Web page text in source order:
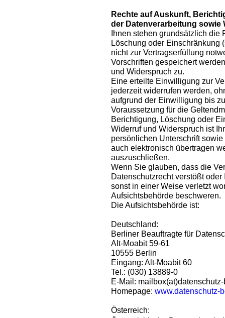
Rechte auf Auskunft,
der Datenverarbeitung sowie
Ihnen stehen grundsätzlich die
Löschung oder Einschränkung
nicht zur Vertragserfüllung
Vorschriften gespeichert
und Widerspruch zu.
Eine erteilte Einwilligung zur
jederzeit widerrufen werden,
aufgrund der Einwilligung bis
Voraussetzung für die
Berichtigung, Löschung oder
Widerruf und Widerspruch ist
persönlichen Unterschrift
auch elektronisch übertragen
auszuschließen.
Wenn Sie glauben, dass die
Datenschutzrecht verstößt
sonst in einer Weise verletzt
Aufsichtsbehörde beschweren.
Die Aufsichtsbehörde ist:
Deutschland:
Berliner Beauftragte für
Alt-Moabit 59-61
10555 Berlin
Eingang: Alt-Moabit 60
Tel.: (030) 13889-0
E-Mail:
Homepage: www.datenschutz-
Österreich: